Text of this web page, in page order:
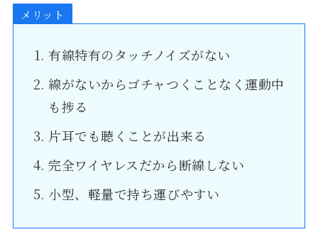
メリット
有線特有のタッチノイズがない
線がないからゴチャつくことなく運動中
も捗る
片耳でも聴くことが出来る
完全ワイヤレスだから断線しない
小型、軽量で持ち運びやすい